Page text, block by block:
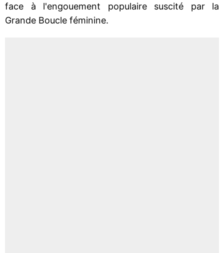
face à l'engouement populaire suscité par la
Grande Boucle féminine.